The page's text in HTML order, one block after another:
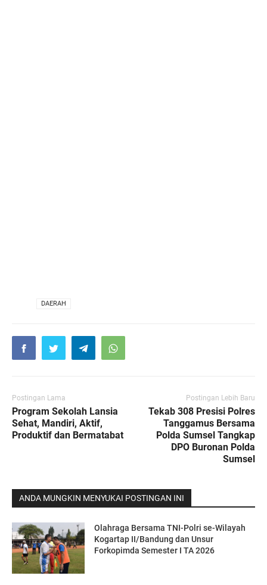
DAERAH
Postingan Lama
Program Sekolah Lansia
Sehat, Mandiri, Aktif,
Produktif dan Bermatabat
Postingan Lebih Baru
Tekab 308 Presisi Polres
Tanggamus Bersama
Polda Sumsel Tangkap
DPO Buronan Polda
Sumsel
ANDA MUNGKIN MENYUKAI POSTINGAN INI
Olahraga Bersama TNI-Polri se-Wilayah
Kogartap II/Bandung dan Unsur
Forkopimda Semester I TA 2026